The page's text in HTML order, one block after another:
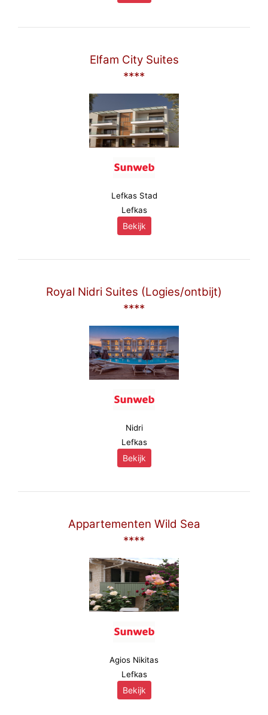
Elfam City Suites
****
Lefkas Stad
Lefkas
Bekijk
Royal Nidri Suites (Logies/ontbijt)
****
Nidri
Lefkas
Bekijk
Appartementen Wild Sea
****
Agios Nikitas
Lefkas
Bekijk